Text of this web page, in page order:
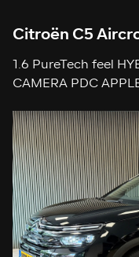
Citroën C5
1.6 PureTech feel
CAMERA PDC